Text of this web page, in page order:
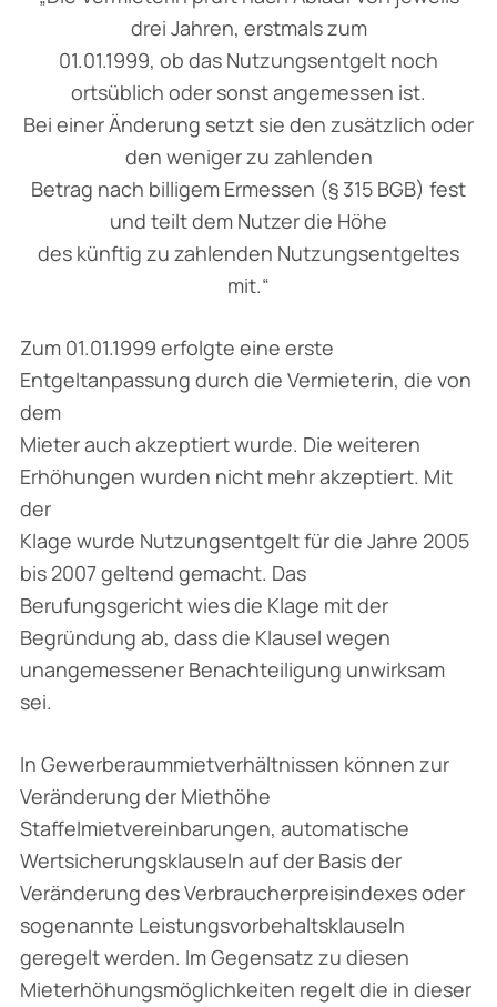
drei Jahren, erstmals zum
01.01.1999, ob das Nutzungsentgelt noch
ortsüblich oder sonst angemessen ist.
Bei einer Änderung setzt sie den zusätzlich oder
den weniger zu zahlenden
Betrag nach billigem Ermessen (§ 315 BGB) fest
und teilt dem Nutzer die Höhe
des künftig zu zahlenden Nutzungsentgeltes
mit.“
Zum 01.01.1999 erfolgte eine erste
Entgeltanpassung durch die Vermieterin, die von
dem
Mieter auch akzeptiert wurde. Die weiteren
Erhöhungen wurden nicht mehr akzeptiert. Mit
der
Klage wurde Nutzungsentgelt für die Jahre 2005
bis 2007 geltend gemacht. Das
Berufungsgericht wies die Klage mit der
Begründung ab, dass die Klausel wegen
unangemessener Benachteiligung unwirksam
sei.
In Gewerberaummietverhältnissen können zur
Veränderung der Miethöhe
Staffelmietvereinbarungen, automatische
Wertsicherungsklauseln auf der Basis der
Veränderung des Verbraucherpreisindexes oder
sogenannte Leistungsvorbehaltsklauseln
geregelt werden. Im Gegensatz zu diesen
Mieterhöhungsmöglichkeiten regelt die in dieser